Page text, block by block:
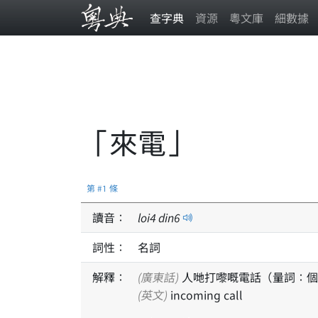
查字典 資源 粵文庫 細數據
「來電」
第 #1 條
讀音： loi4din6
詞性：
名詞
解釋：
(廣東話) 人哋打嚟嘅電話（量詞：個
(英文) incoming call